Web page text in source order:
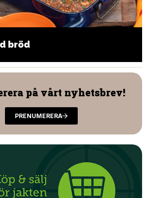
bröd
på vårt nyhetsbrev!
PRENUMERERA